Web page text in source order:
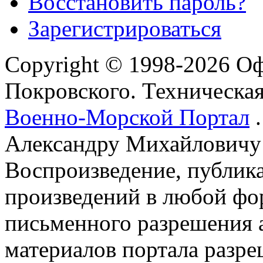
Зарегистрироваться
Copyright © 1998-2026
Покровского.
Военно-Морской Портал
Александру
Воспроизведение,
произведений в любой
письменного разрешения
материалов портала